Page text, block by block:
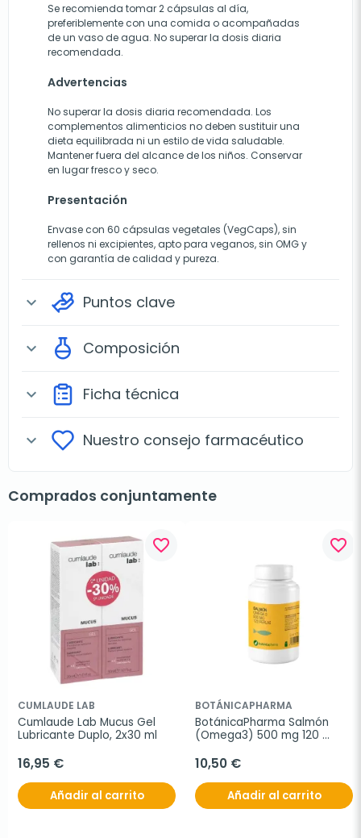
Se recomienda tomar 2 cápsulas al día,
preferiblemente con una comida o acompañadas
de un vaso de agua. No superar la dosis diaria
recomendada.
Advertencias
No superar la dosis diaria recomendada. Los
complementos alimenticios no deben sustituir una
dieta equilibrada ni un estilo de vida saludable.
Mantener fuera del alcance de los niños. Conservar
en lugar fresco y seco.
Presentación
Envase con 60 cápsulas vegetales (VegCaps), sin
rellenos ni excipientes, apto para veganos, sin OMG y
con garantía de calidad y pureza.
expand_more Puntos clave
expand_more Composición
expand_more Ficha técnica
expand_more Nuestro consejo farmacéutico
Comprados conjuntamente
favorite_border
CUMLAUDE LAB
Cumlaude Lab Mucus Gel
Lubricante Duplo, 2x30 ml
16,95 €
Añadir al carrito
favorite_border
BOTÁNICAPHARMA
BotánicaPharma Salmón
(Omega3) 500 mg 120
10,50 €
Añadir al carrito